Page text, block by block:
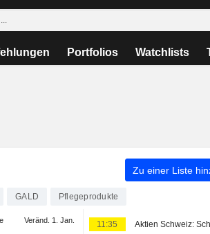
Portfolios Watchlists
Zu einer Liste
GALD Pflegeprodukte
Veränd. 1. Jan. 11:35